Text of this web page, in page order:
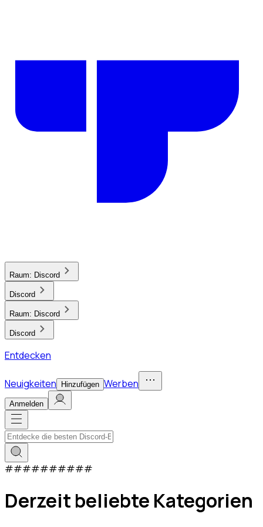
Raum: Discord
Discord
Raum: Discord
Discord
Entdecken
Neuigkeiten Hinzufügen Werben
Anmelden
##########
Derzeit beliebte Kategorien